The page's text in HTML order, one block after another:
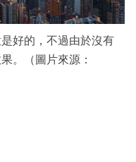
好的，不過由於沒有
。（圖片來源：